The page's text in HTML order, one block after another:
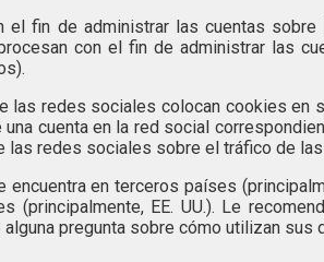
fin de administrar las cuentas
con el fin de administrar las
redes sociales colocan cookies
cuenta en la red social
redes sociales sobre el tráfico de
en terceros países
EE. UU.). Le
pregunta sobre cómo utilizan sus